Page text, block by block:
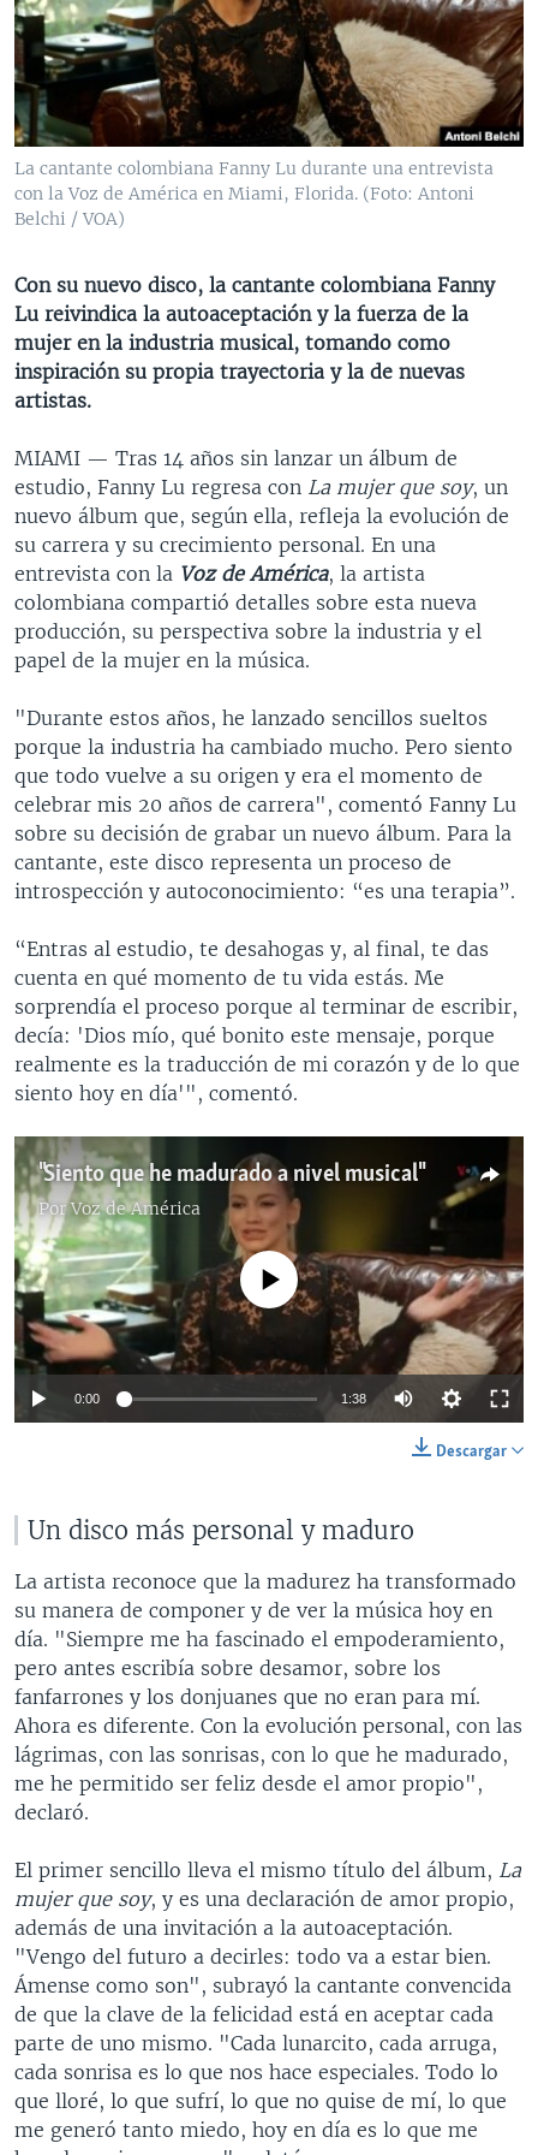
VENEZUELA
BRASIL
NICARAGUA
ECONOMÍA
ENTRETENIMIENTO Y CULTURA
TECNOLOGÍA
DEPORTES
CIENCIA Y SALUD
MULTIMEDIA
VIDEOS
FOTOGRAFÍA
AUDIOS
PROGRAMAS TV
EL MUNDO AL DÍA
FORO INTERAMERICANO
VISIÓN 360
PANORAMA
RADIO
AVANCE INFORMATIVO
AUDIONOTICIAS
ESTADOS UNIDOS AL DÍA
EL MUNDO AL DÍA [RADIO]
FORO [RADIO]
DEPORTIVO INTERNACIONAL
NOTA ECONÓMICA
ENTRETENIMIENTO
DIRECT
DOCUMENTALES DE LA VOA
SÍGANOS
La cantante colombiana Fanny Lu durante una entrevista
con la Voz de América en Miami, Florida. (Foto: Antoni
Belchi / VOA)
Con su nuevo disco, la cantante colombiana Fanny
Lu reivindica la autoaceptación y la fuerza de la
mujer en la industria musical, tomando como
inspiración su propia trayectoria y la de nuevas
artistas.
MIAMI — Tras 14 años sin lanzar un álbum de
estudio, Fanny Lu regresa con La mujer que soy, un
nuevo álbum que, según ella, refleja la evolución de
su carrera y su crecimiento personal. En una
entrevista con la Voz de América, la artista
colombiana compartió detalles sobre esta nueva
producción, su perspectiva sobre la industria y el
papel de la mujer en la música.
"Durante estos años, he lanzado sencillos sueltos
porque la industria ha cambiado mucho. Pero siento
que todo vuelve a su origen y era el momento de
celebrar mis 20 años de carrera", comentó Fanny Lu
sobre su decisión de grabar un nuevo álbum. Para la
cantante, este disco representa un proceso de
introspección y autoconocimiento: “es una terapia”.
“Entras al estudio, te desahogas y, al final, te das
cuenta en qué momento de tu vida estás. Me
sorprendía el proceso porque al terminar de escribir,
decía: 'Dios mío, qué bonito este mensaje, porque
realmente es la traducción de mi corazón y de lo que
siento hoy en día'", comentó.
"Siento que he madurado a nivel musical"
PorVoz de América
720p 1080p
No media source currently available
0:00 1:38
240p
1080p
Descargar
Un disco más personal y maduro
La artista reconoce que la madurez ha transformado
su manera de componer y de ver la música hoy en
día. "Siempre me ha fascinado el empoderamiento,
pero antes escribía sobre desamor, sobre los
fanfarrones y los donjuanes que no eran para mí.
Ahora es diferente. Con la evolución personal, con las
lágrimas, con las sonrisas, con lo que he madurado,
me he permitido ser feliz desde el amor propio",
declaró.
El primer sencillo lleva el mismo título del álbum, La
mujer que soy, y es una declaración de amor propio,
además de una invitación a la autoaceptación.
"Vengo del futuro a decirles: todo va a estar bien.
Ámense como son", subrayó la cantante convencida
de que la clave de la felicidad está en aceptar cada
parte de uno mismo. "Cada lunarcito, cada arruga,
cada sonrisa es lo que nos hace especiales. Todo lo
que lloré, lo que sufrí, lo que no quise de mí, lo que
me generó tanto miedo, hoy en día es lo que me